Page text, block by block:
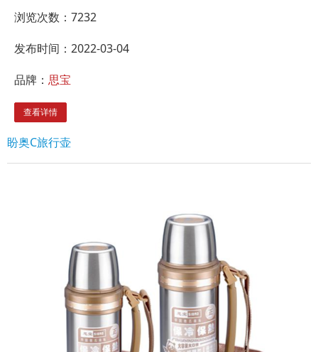
浏览次数： 7232
发布时间：2022-03-04
品牌： 思宝
查看详情
盼奥C旅行壶